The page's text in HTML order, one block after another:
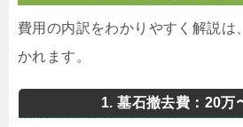
費用の内訳をわかりやすく解説は
かれます。
1. 墓石撤去費：20万